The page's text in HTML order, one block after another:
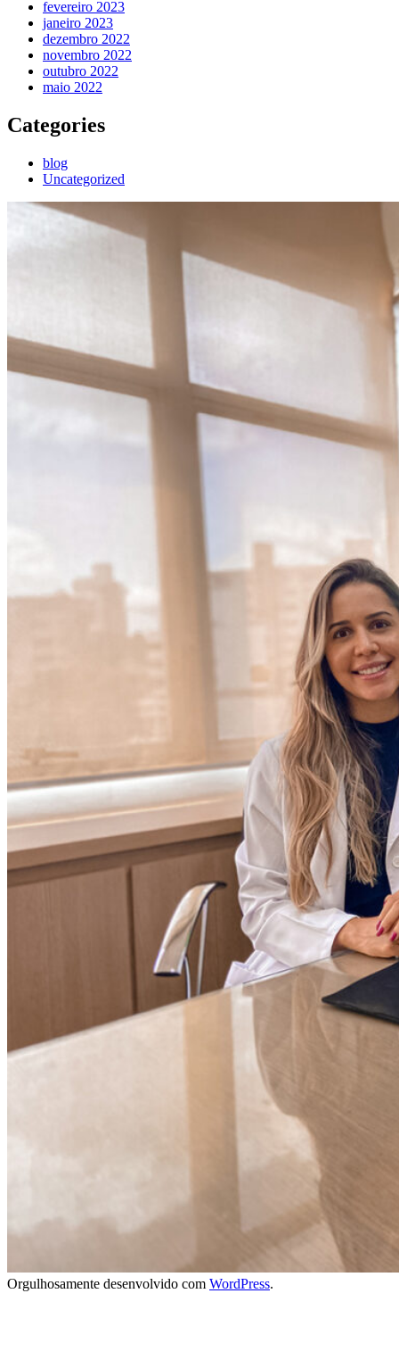
fevereiro 2023
janeiro 2023
dezembro 2022
novembro 2022
outubro 2022
maio 2022
Categories
blog
Uncategorized
Orgulhosamente desenvolvido com WordPress.